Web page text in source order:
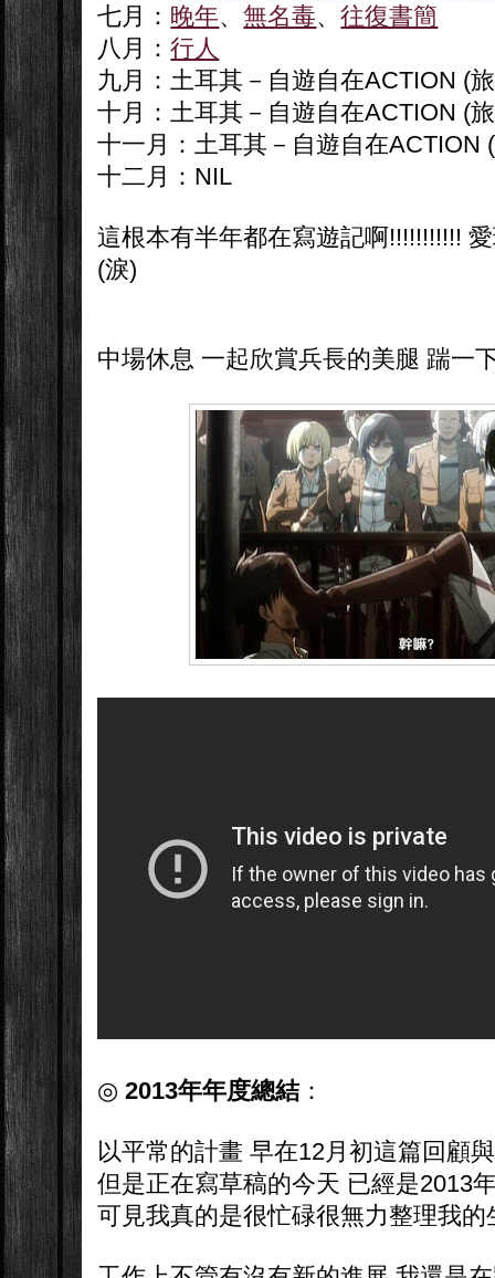
七月： 晚年、無名毒、往復書簡
八月：行人
九月：土耳其－自遊自在ACTION (
十月：土耳其－自遊自在ACTION (
十一月：土耳其－自遊自在ACTION
十二月：NIL
這根本有半年都在寫遊記啊!!!!!!!!!!!
(淚)
中場休息 一起欣賞兵長的美腿 踹一
◎2013年年度總結 ：
以平常的計畫 早在12月初這篇回顧
但是正在寫草稿的今天 已經是2013
可見我真的是很忙碌很無力整理我